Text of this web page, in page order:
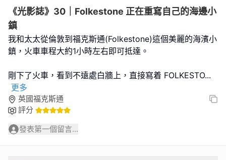
《光影誌》30｜Folkestone 正在重寫自己的海邊小
鎮
我和太太從倫敦到福克斯通(Folkestone)這個美麗的海濱小
鎮，火車車程大約1小時左右即可抵達。
剛下了火車，看到不遠處白牆上，直接寫着 FOLKESTO...
更多
英國福克斯通
評分
發表第一個留言...